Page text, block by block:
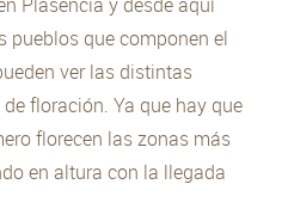
Plasencia y desde aquí
pueblos que componen el
ver las distintas
floración. Ya que hay que
florecen las zonas más
en altura con la llegada